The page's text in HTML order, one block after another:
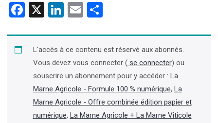
Facebook
X LinkedIn
Email
L'accès à ce contenu est réservé aux abonnés.
Vous devez vous connecter (se connecter) ou
souscrire un abonnement pour y accéder : La
Marne Agricole - Formule 100 % numérique, La
Marne Agricole - Offre combinée édition papier et
numérique, La Marne Agricole + La Marne Viticole